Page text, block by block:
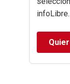
infoLibre.